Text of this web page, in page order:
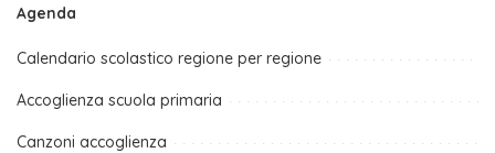
Agenda
Calendario scolastico regione per regione
Accoglienza scuola primaria
Canzoni accoglienza